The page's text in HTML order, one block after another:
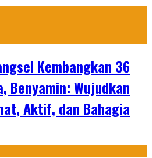
Kembangkan 36
Benyamin: Wujudkan
Aktif, dan Bahagia